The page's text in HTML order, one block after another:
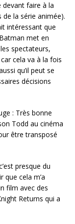
devant faire à la
la série animée).
intéressant que
met en
spectateurs,
cela va à la fois
qu’il peut se
décisions
: Très bonne
Todd au cinéma
être transposé
presque du
que cela m’a
film avec des
Returns qui a